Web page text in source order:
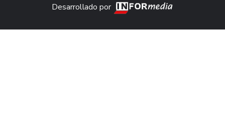
Desarrollado por